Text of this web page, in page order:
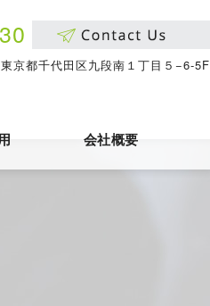
京都千代田区九段南１丁目５−6-5F
会社概要